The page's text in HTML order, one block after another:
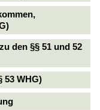
den §§ 51 und 52
53 WHG)